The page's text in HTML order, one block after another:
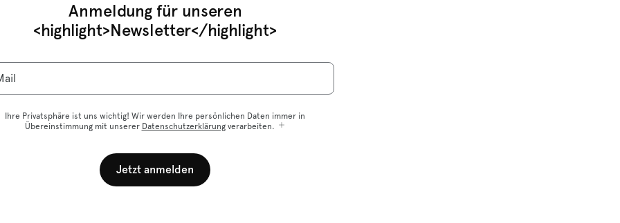
Anmeldung für unseren
<highlight>Newsletter</highlight>
Ihre Privatsphäre ist uns wichtig! Wir werden Ihre persönlichen Daten immer in
Übereinstimmung mit unserer Datenschutzerklärungverarbeiten.
Jetzt anmelden